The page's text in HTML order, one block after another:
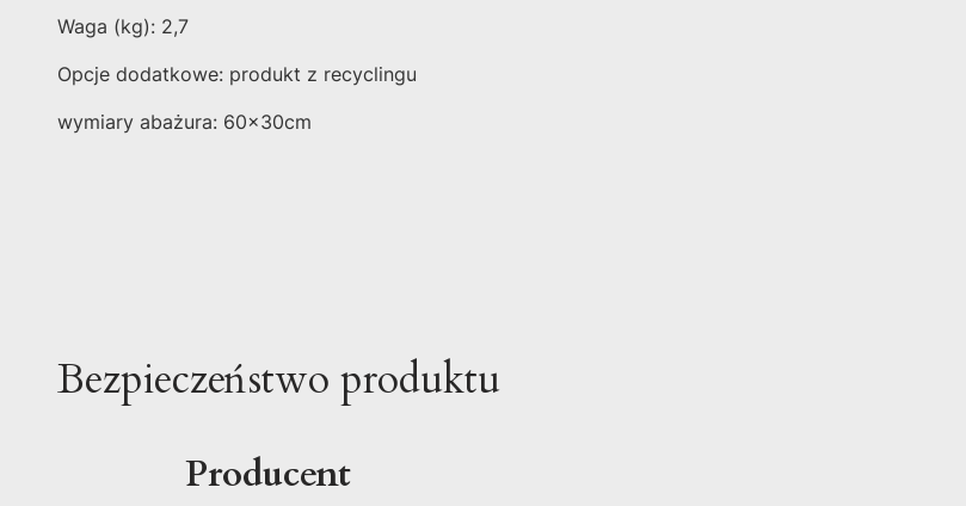
Waga (kg): 2,7
Opcje dodatkowe: produkt z recyclingu
wymiary abażura: 60x30cm
Bezpieczeństwo produktu
Producent